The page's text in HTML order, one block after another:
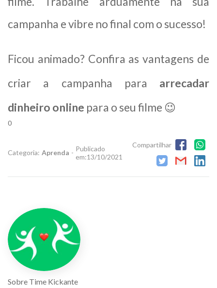
campanha e vibre no final com o sucesso!
Ficou animado? Confira as vantagens de
criar a campanha para arrecadar
dinheiro online para o seu filme 😉
0
Categoria: Aprenda - Publicado
em:13/10/2021
Compartilhar
Sobre Time Kickante